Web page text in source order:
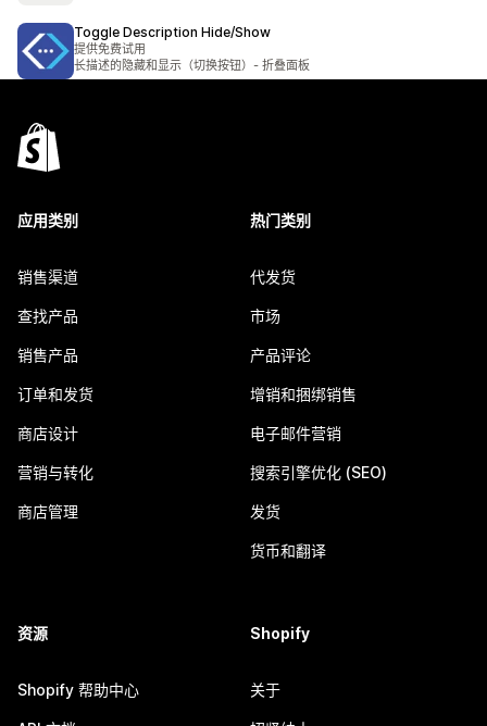
Toggle Description Hide/Show
提供免费试用
长描述的隐藏和显示（切换按钮）- 折叠面板
应用类别
销售渠道
查找产品
销售产品
订单和发货
商店设计
营销与转化
商店管理
热门类别
代发货
市场
产品评论
增销和捆绑销售
电子邮件营销
搜索引擎优化 (SEO)
发货
货币和翻译
资源
Shopify 帮助中心
Shopify
关于